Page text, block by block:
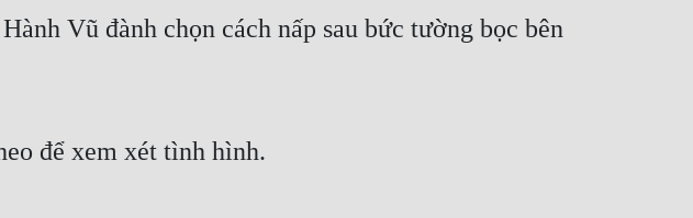
Vũ đành chọn cách nấp sau bức tường bọc bên
để xem xét tình hình.